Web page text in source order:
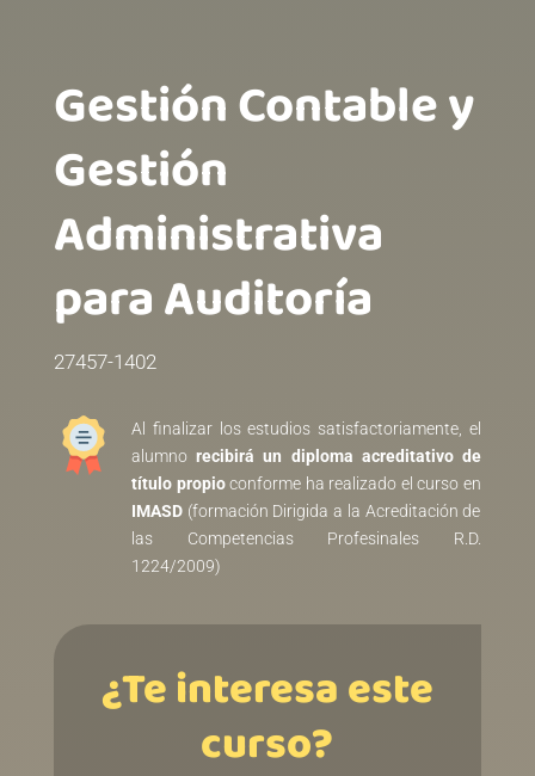
Gestión Contable y
Gestión
Administrativa
para Auditoría
27457-1402
Al finalizar los estudios satisfactoriamente, el
alumnorecibirá un diploma acreditativo de
título propioconforme ha realizado el curso en
IMASD(formación Dirigida a la Acreditación de
las Competencias Profesinales R.D.
1224/2009)
¿Te interesa este
curso?